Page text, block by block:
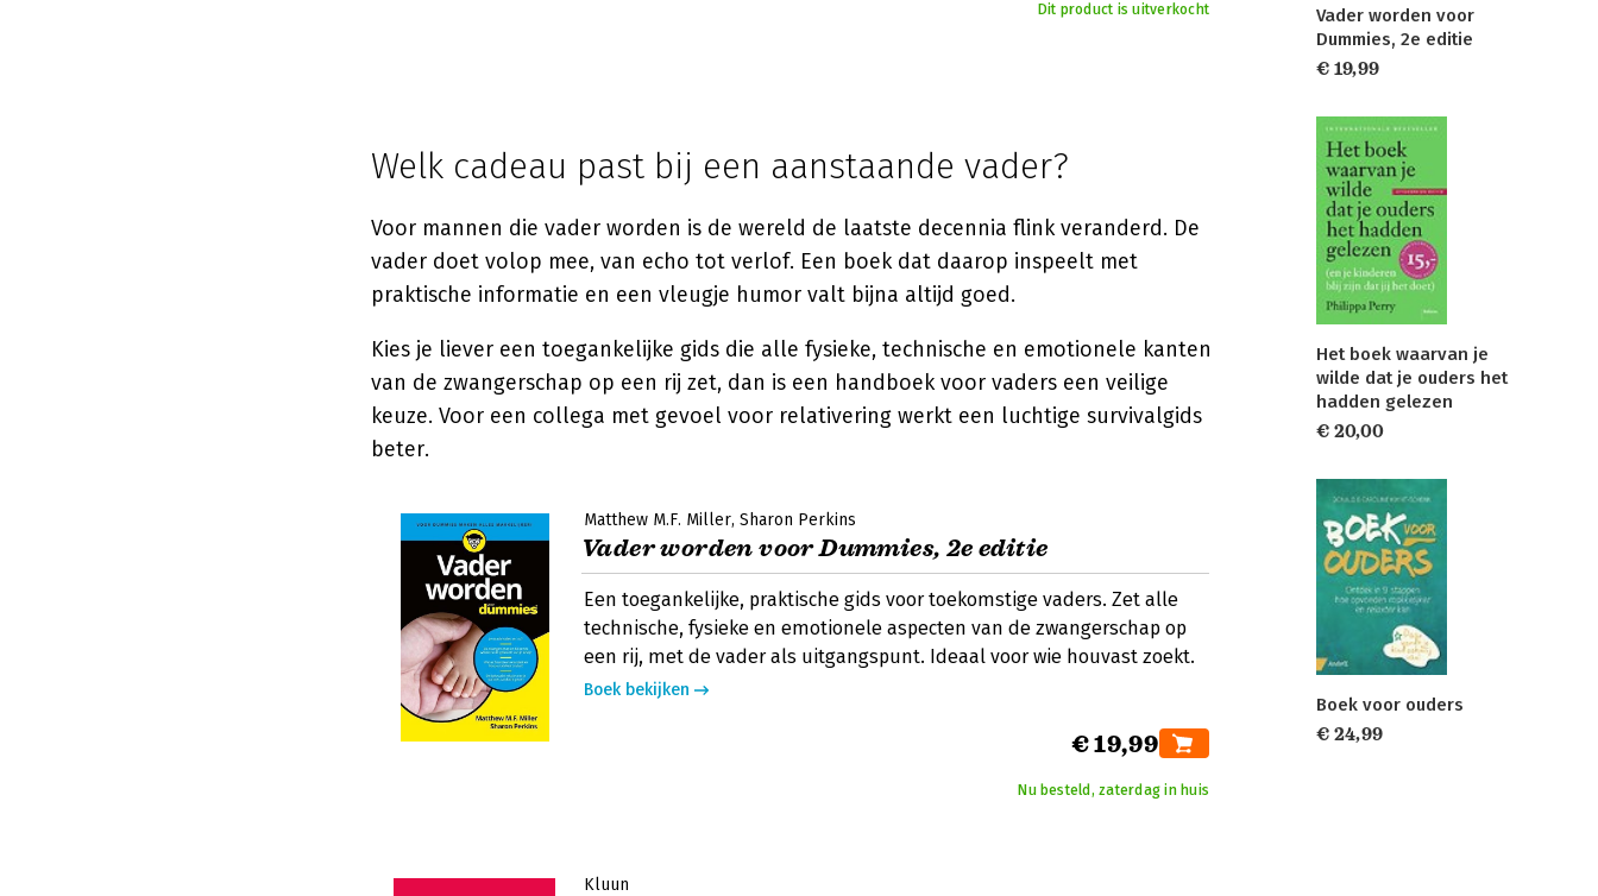
Dit product is uitverkocht
Welk cadeau past bij een aanstaande vader?
Voor mannen die vader worden is de wereld de laatste decennia flink veranderd. De
vader doet volop mee, van echo tot verlof. Een boek dat daarop inspeelt met
praktische informatie en een vleugje humor valt bijna altijd goed.
Kies je liever een toegankelijke gids die alle fysieke, technische en emotionele kanten
van de zwangerschap op een rij zet, dan is een handboek voor vaders een veilige
keuze. Voor een collega met gevoel voor relativering werkt een luchtige survivalgids
beter.
Matthew M.F. Miller Sharon Perkins
Vader worden voor Dummies, 2e editie
Een toegankelijke, praktische gids voor toekomstige vaders. Zet alle
technische, fysieke en emotionele aspecten van de zwangerschap op
een rij, met de vader als uitgangspunt. Ideaal voor wie houvast zoekt.
Boek bekijken
€ 19,99
Nu besteld, zaterdag in huis
Kluun
Vader worden voor
Dummies, 2e editie
€ 19,99
Het boek waarvan je
wilde dat je ouders het
hadden gelezen
€ 20,00
Boek voor ouders
€ 24,99